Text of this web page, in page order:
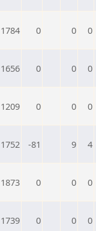
1784 0 0 0
1656 0 0 0
1209 0 0 0
1752 -81 9 4
1873 0 0 0
1739 0 0 0